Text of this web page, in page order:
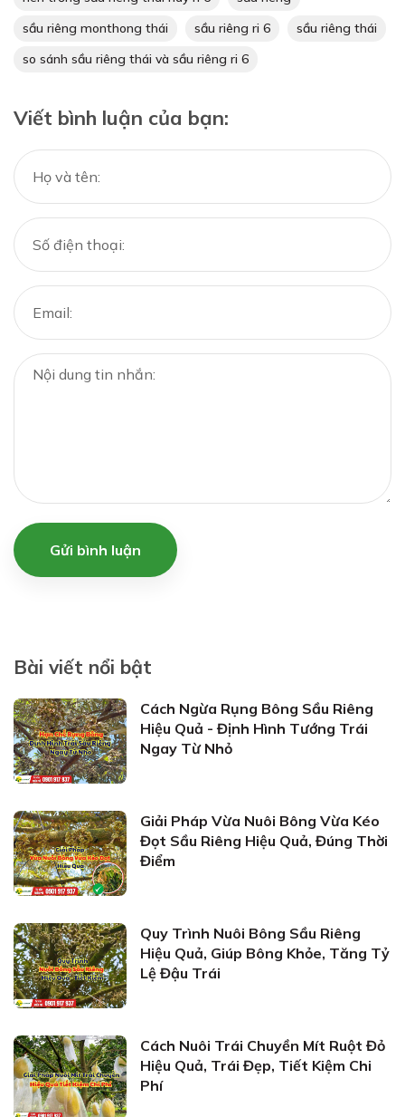
sầu riêng monthong thái
sầu riêng ri 6
sầu riêng thái
so sánh sầu riêng thái và sầu riêng ri 6
Viết bình luận của bạn:
Gửi bình luận
Bài viết nổi bật
Cách Ngừa Rụng Bông Sầu Riêng
Hiệu Quả - Định Hình Tướng Trái
Ngay Từ Nhỏ
Giải Pháp Vừa Nuôi Bông Vừa Kéo
Đọt Sầu Riêng Hiệu Quả, Đúng Thời
Điểm
Quy Trình Nuôi Bông Sầu Riêng
Hiệu Quả, Giúp Bông Khỏe, Tăng Tỷ
Lệ Đậu Trái
Cách Nuôi Trái Chuyền Mít Ruột Đỏ
Hiệu Quả, Trái Đẹp, Tiết Kiệm Chi
Phí